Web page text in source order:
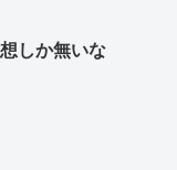
しか無いな